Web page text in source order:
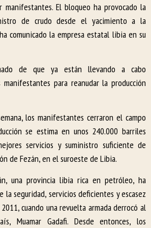
El bloqueo ha provocado la
de crudo desde el yacimiento a la
comunicado la empresa estatal libia en su
de que ya están llevando a cabo
manifestantes para reanudar la producción
los manifestantes cerraron el campo
se estima en unos 240.000 barriles
servicios y suministro suficiente de
de Fezán, en el suroeste de Libia.
una provincia libia rica en petróleo, ha
seguridad, servicios deficientes y escasez
cuando una revuelta armada derrocó al
Muamar Gadafi. Desde entonces, los